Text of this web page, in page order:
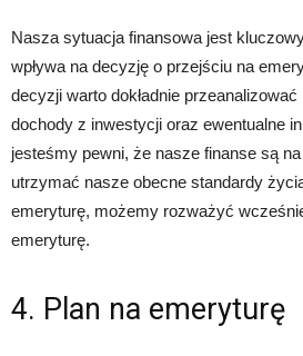
Nasza sytuacja finansowa jest
wpływa na decyzję o przejściu na
decyzji warto dokładnie
dochody z inwestycji oraz ewentualne
jesteśmy pewni, że nasze finanse są
utrzymać nasze obecne standardy
emeryturę, możemy rozważyć
emeryturę.
4. Plan na emeryturę